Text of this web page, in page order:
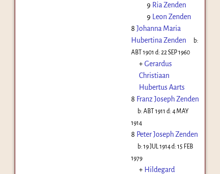
9 Ria Zenden
9 Leon Zenden
8 Johanna Maria
Hubertina Zenden
b:
ABT 1901 d: 22 SEP 1960
+Gerardus
Christiaan
Hubertus Aarts
8 Franz Joseph Zenden
b:ABT 1911 d:4 MAY
1914
8 Peter Joseph Zenden
b:19 JUL 1914d:15 FEB
1979
+ Hildegard